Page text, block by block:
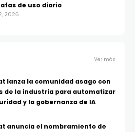
de uso diario
2026
Ver más
lanza la comunidad asago con
de la industria para automatizar
y la gobernanza de IA
anuncia el nombramiento de